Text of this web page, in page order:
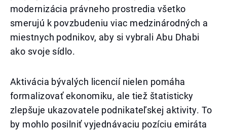
modernizácia právneho prostredia všetko
smerujú k povzbudeniu viac medzinárodných a
miestnych podnikov, aby si vybrali Abu Dhabi
ako svoje sídlo.
Aktivácia bývalých licencií nielen pomáha
formalizovať ekonomiku, ale tiež štatisticky
zlepšuje ukazovatele podnikateľskej aktivity. To
by mohlo posilniť vyjednávaciu pozíciu emiráta